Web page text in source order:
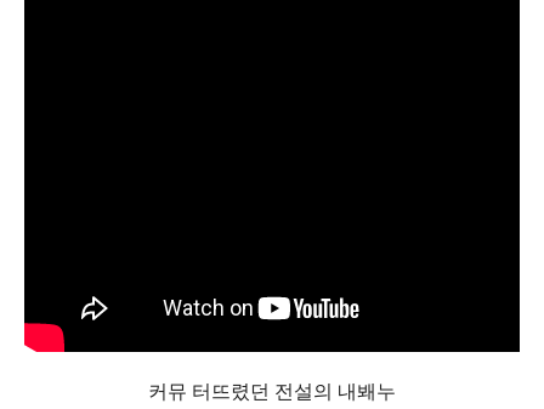
커뮤 터뜨렸던 전설의 내봬누